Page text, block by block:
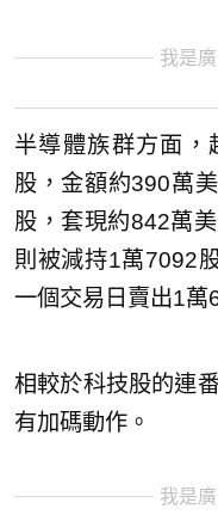
我是
半導體族群方面，
股，金額約390萬
股，套現約842萬
則被減持1萬7092
一個交易日賣出1萬
相較於科技股的連
有加碼動作。
我是